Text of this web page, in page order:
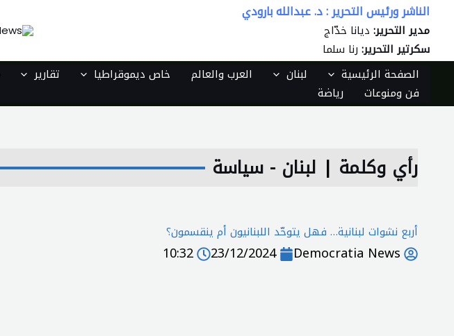
تخطي
المحتوى
الناشر ورئيس التحرير : د. عبدالله بارودي
مدير التحرير: ديانا خدّاج
سكرتير التحرير: رنا سلما
الصفحة الرئيسية لبنان العرب والعالم خاص ديموقراطيا تقارير
فن ومنوعات
رياضة
رأي وكلمة | لبنان - سياسة
أربع نشوات لبنانية… فهل يتوحّد اللبنانيون أم ينقسمون؟
Democratia News
23/12/2024
10:32